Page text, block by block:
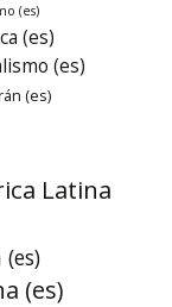
(es)
(es)
(es)
(es)
Latina
(es)